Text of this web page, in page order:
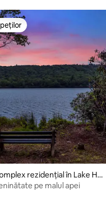
categoriei Alegerea oaspeților
rezidențial în Lake Har
pe malul apei